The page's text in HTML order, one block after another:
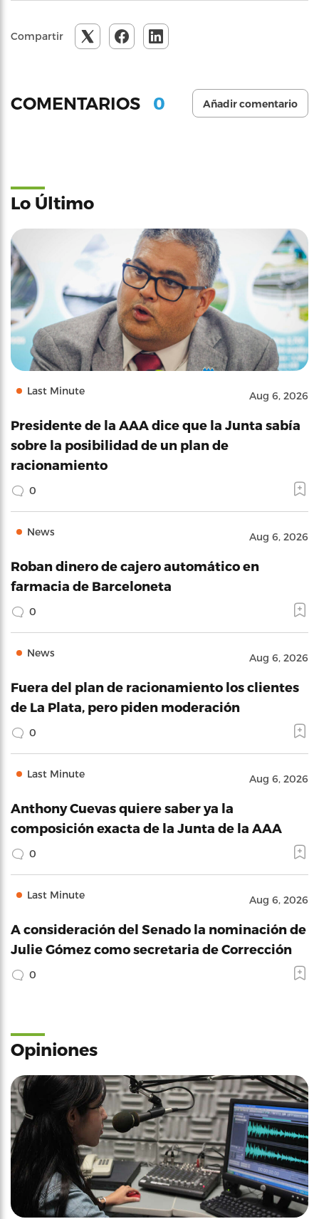
Compartir
COMENTARIOS 0 Añadir comentario
Lo Último
Last Minute Aug 6, 2026
Presidente de la AAA dice que la Junta sabía
sobre la posibilidad de un plan de
racionamiento
0
News Aug 6, 2026
Roban dinero de cajero automático en
farmacia de Barceloneta
0
News Aug 6, 2026
Fuera del plan de racionamiento los clientes
de La Plata, pero piden moderación
0
Last Minute Aug 6, 2026
Anthony Cuevas quiere saber ya la
composición exacta de la Junta de la AAA
0
Last Minute Aug 6, 2026
A consideración del Senado la nominación de
Julie Gómez como secretaria de Corrección
0
Opiniones